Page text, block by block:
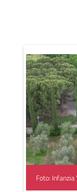
Foto: